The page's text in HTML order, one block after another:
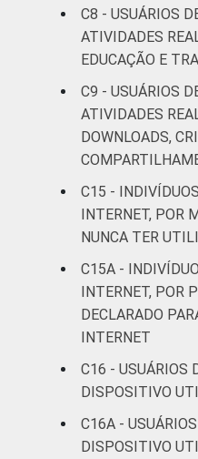
FAMILIAR
C8 - USUÁRIOS
ATIVIDADES
EDUCAÇÃO E
C9 - USUÁRIOS
ATIVIDADES
DOWNLOADS,
C15 -
INTERNET, POR
NUNCA TER
C15A -
INTERNET, POR
DECLARADO
INTERNET
C16 - USUÁRIOS
DISPOSITIVO
C16A -
DISPOSITIVO